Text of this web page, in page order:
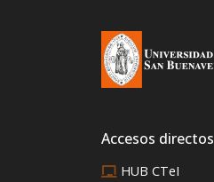
Accesos directos
HUB CTeI